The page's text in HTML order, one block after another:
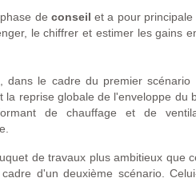
de conseilet a pour
le chiffrer et estimer les gains
dans le cadre du premier
la reprise globale de l'enveloppe du
de chauffage et de
de travaux plus ambitieux que
d'un deuxième scénario.